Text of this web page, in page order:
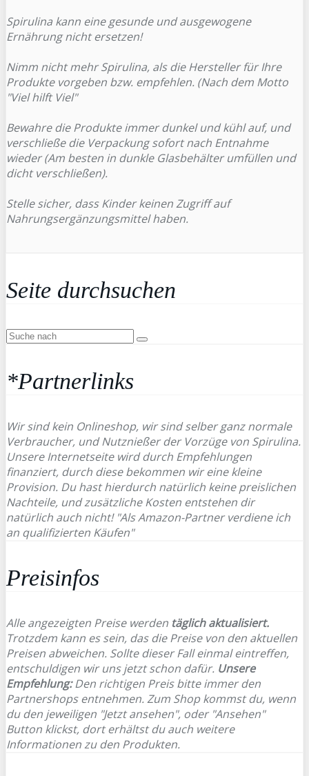
Spirulina kann eine gesunde und ausgewogene
Ernährung nicht ersetzen!
Nimm nicht mehr Spirulina, als die Hersteller für Ihre
Produkte vorgeben bzw. empfehlen. (Nach dem Motto
"Viel hilft Viel"
Bewahre die Produkte immer dunkel und kühl auf, und
verschließe die Verpackung sofort nach Entnahme
wieder (Am besten in dunkle Glasbehälter umfüllen und
dicht verschließen).
Stelle sicher, dass Kinder keinen Zugriff auf
Nahrungsergänzungsmittel haben.
Seite durchsuchen
*Partnerlinks
Wir sind kein Onlineshop, wir sind selber ganz normale
Verbraucher, und Nutznießer der Vorzüge von Spirulina.
Unsere Internetseite wird durch Empfehlungen
finanziert, durch diese bekommen wir eine kleine
Provision. Du hast hierdurch natürlich keine preislichen
Nachteile, und zusätzliche Kosten entstehen dir
natürlich auch nicht! "Als Amazon-Partner verdiene ich
an qualifizierten Käufen"
Preisinfos
Alle angezeigten Preise werden täglich aktualisiert.
Trotzdem kann es sein, das die Preise von den aktuellen
Preisen abweichen. Sollte dieser Fall einmal eintreffen,
entschuldigen wir uns jetzt schon dafür. Unsere
Empfehlung:Den richtigen Preis bitte immer den
Partnershops entnehmen. Zum Shop kommst du, wenn
du den jeweiligen "Jetzt ansehen", oder "Ansehen"
Button klickst, dort erhältst du auch weitere
Informationen zu den Produkten.